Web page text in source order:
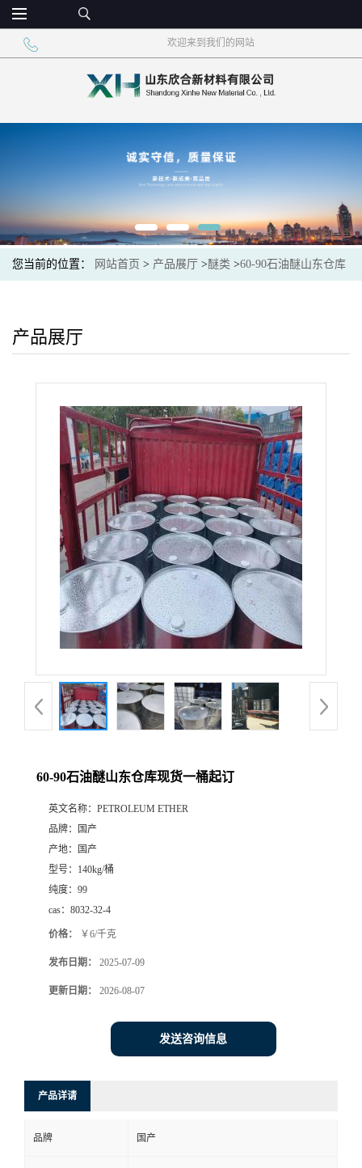
欢迎来到我们的网站
您当前的位置： 网站首页 > 产品展厅 >醚类 >60-90石油醚山东仓库
产品展厅
60-90石油醚山东仓库现货一桶起订
英文名称： PETROLEUM ETHER
品牌：
国产
产地：
国产
型号： 140kg/桶
纯度： 99
cas： 8032-32-4
价格： ￥6/千克
发布日期： 2025-07-09
更新日期： 2026-08-07
发送咨询信息
产品详请
品牌 国产